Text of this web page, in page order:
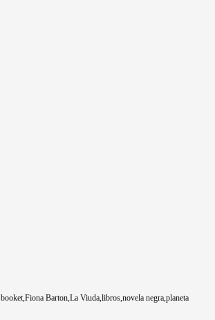
booket Fiona Barton La Viuda libros novela negra planeta